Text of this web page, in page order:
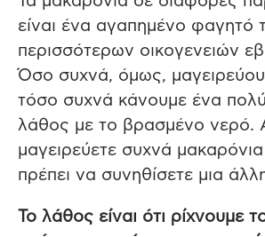
είναι ένα αγαπημένο φαγητό
περισσότερων οικογενειών
Όσο συχνά, όμως,
τόσο συχνά κάνουμε ένα
λάθος με το βρασμένο νερό.
μαγειρεύετε συχνά
πρέπει να συνηθίσετε μια
Το λάθος είναι ότι ρίχνουμε